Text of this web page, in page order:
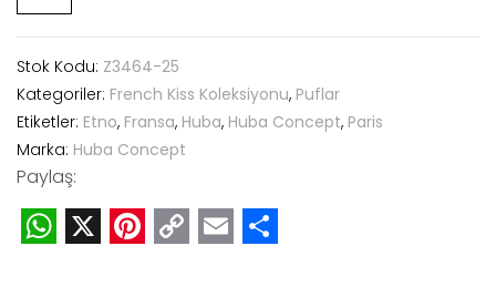
Stok Kodu: Z3464-25
Kategoriler: French Kiss Koleksiyonu, Puflar
Etiketler: Etno, Fransa, Huba, Huba Concept, Paris
Marka: Huba Concept
Paylaş:
WhatsApp
X Pinterest
Copy
EmailShare